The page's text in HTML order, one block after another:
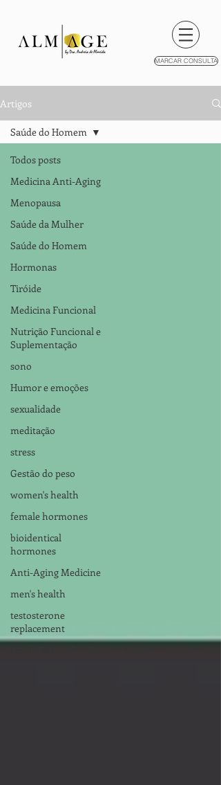
MARCAR CONSULTA
Artigos
Todos posts
Medicina Anti-Aging
Menopausa
Saúde da Mulher
Saúde do Homem
Hormonas
Tiróide
Medicina Funcional
Nutrição Funcional e
Suplementação
sono
Humor e emoções
sexualidade
meditação
stress
Gestão do peso
women's health
female hormones
bioidentical
hormones
Anti-Aging Medicine
men's health
testosterone
replacement
Saúde do Homem